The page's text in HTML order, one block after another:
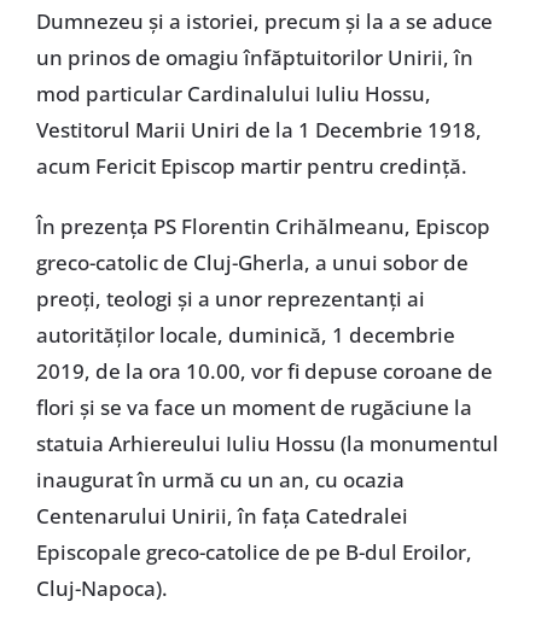
Dumnezeu și a istoriei, precum și la a se aduce
un prinos de omagiu înfăptuitorilor Unirii, în
mod particular Cardinalului Iuliu Hossu,
Vestitorul Marii Uniri de la 1 Decembrie 1918,
acum Fericit Episcop martir pentru credință.
În prezența PS Florentin Crihălmeanu, Episcop
greco-catolic de Cluj-Gherla, a unui sobor de
preoți, teologi și a unor reprezentanți ai
autorităților locale, duminică, 1 decembrie
2019, de la ora 10.00, vor fi depuse coroane de
flori și se va face un moment de rugăciune la
statuia Arhiereului Iuliu Hossu (la monumentul
inaugurat în urmă cu un an, cu ocazia
Centenarului Unirii, în fața Catedralei
Episcopale greco-catolice de pe B-dul Eroilor,
Cluj-Napoca).